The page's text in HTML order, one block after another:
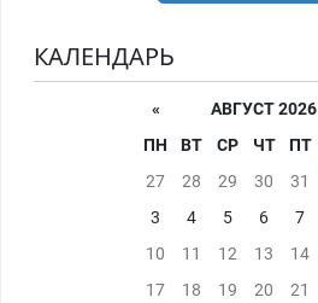
КАЛЕНДАРЬ
«
АВГУСТ 2026
ПН
ВТ СР ЧТ ПТ
27
28 29 30 31
3
4 5 6 7
10
11 12 13 14
17
18 19 20 21